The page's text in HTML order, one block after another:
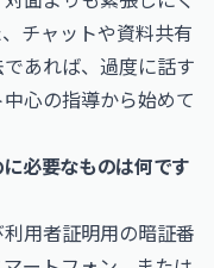
チャットや資料共有
あれば、過度に話す
心の指導から始めて
必要なものは何です
用者証明用の暗証番